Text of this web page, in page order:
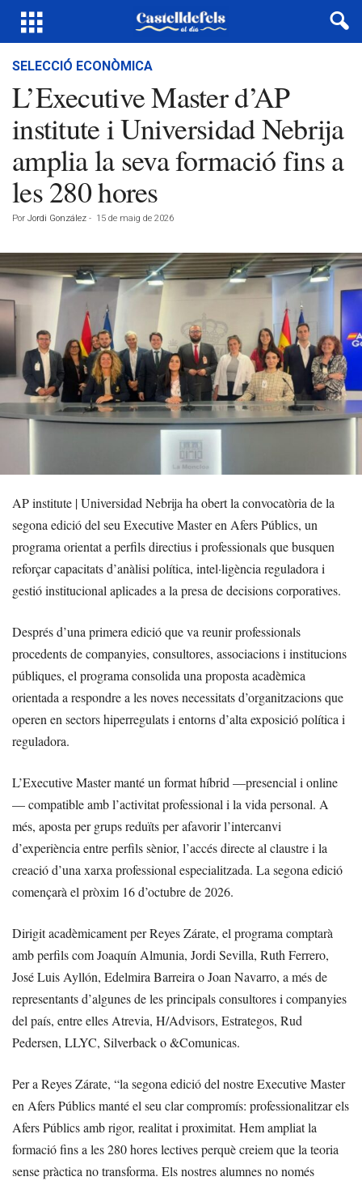
SELECCIÓ ECONÒMICA
L’Executive Master d’AP
institute i Universidad Nebrija
amplia la seva formació fins a
les 280 hores
Por Jordi González - 15 de maig de 2026
AP institute | Universidad Nebrija ha obert la convocatòria de la
segona edició del seu Executive Master en Afers Públics, un
programa orientat a perfils directius i professionals que busquen
reforçar capacitats d’anàlisi política, intel·ligència reguladora i
gestió institucional aplicades a la presa de decisions corporatives.
Després d’una primera edició que va reunir professionals
procedents de companyies, consultores, associacions i institucions
públiques, el programa consolida una proposta acadèmica
orientada a respondre a les noves necessitats d’organitzacions que
operen en sectors hiperregulats i entorns d’alta exposició política i
reguladora.
L’Executive Master manté un format híbrid —presencial i online
— compatible amb l’activitat professional i la vida personal. A
més, aposta per grups reduïts per afavorir l’intercanvi
d’experiència entre perfils sènior, l’accés directe al claustre i la
creació d’una xarxa professional especialitzada. La segona edició
començarà el pròxim 16 d’octubre de 2026.
Dirigit acadèmicament per Reyes Zárate, el programa comptarà
amb perfils com Joaquín Almunia, Jordi Sevilla, Ruth Ferrero,
José Luis Ayllón, Edelmira Barreira o Joan Navarro, a més de
representants d’algunes de les principals consultores i companyies
del país, entre elles Atrevia, H/Advisors, Estrategos, Rud
Pedersen, LLYC, Silverback o &Comunicas.
Per a Reyes Zárate, “la segona edició del nostre Executive Master
en Afers Públics manté el seu clar compromís: professionalitzar els
Afers Públics amb rigor, realitat i proximitat. Hem ampliat la
formació fins a les 280 hores lectives perquè creiem que la teoria
sense pràctica no transforma. Els nostres alumnes no només